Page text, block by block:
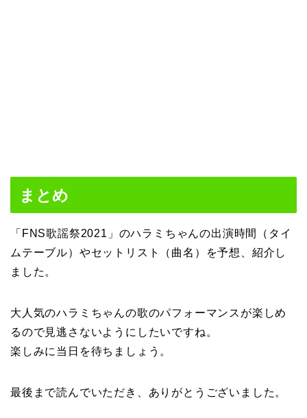
まとめ
「FNS歌謡祭2021」のハラミちゃんの出演時間（タイ
ムテーブル）やセットリスト（曲名）を予想、紹介し
ました。
大人気のハラミちゃんの歌のパフォーマンスが楽しめ
るので見逃さないようにしたいですね。
楽しみに当日を待ちましょう。
最後まで読んでいただき、ありがとうございました。